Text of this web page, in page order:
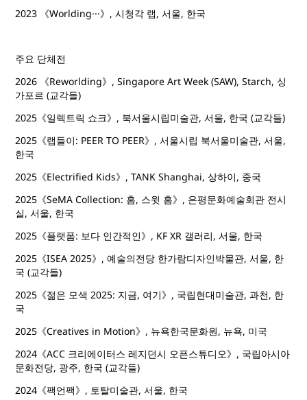
2023 《Worlding···》, 시청각 랩, 서울, 한국
주요 단체전
2026 《Reworlding》, Singapore Art Week (SAW), Starch, 싱
가포르 (교각들)
2025《일렉트릭 쇼크》, 북서울시립미술관, 서울, 한국 (교각들)
2025《랩들이: PEER TO PEER》, 서울시립 북서울미술관, 서울,
한국
2025《Electrified Kids》, TANK Shanghai, 상하이, 중국
2025《SeMA Collection: 홈, 스윗 홈》, 은평문화예술회관 전시
실, 서울, 한국
2025《플랫폼: 보다 인간적인》, KF XR 갤러리, 서울, 한국
2025《ISEA 2025》, 예술의전당 한가람디자인박물관, 서울, 한
국 (교각들)
2025《젊은 모색 2025: 지금, 여기》, 국립현대미술관, 과천, 한
국
2025《Creatives in Motion》, 뉴욕한국문화원, 뉴욕, 미국
2024《ACC 크리에이터스 레지던시 오픈스튜디오》, 국립아시아
문화전당, 광주, 한국 (교각들)
2024《팩언팩》, 토탈미술관, 서울, 한국